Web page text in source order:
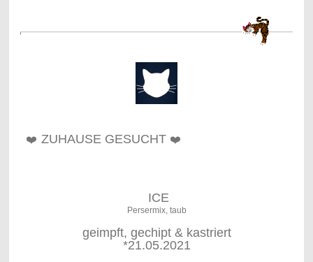
❤️ ZUHAUSE GESUCHT ❤️
ICE
Persermix, taub
geimpft, gechipt & kastriert
*21.05.2021